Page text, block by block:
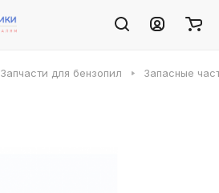
Запчасти для бензопил Запасные